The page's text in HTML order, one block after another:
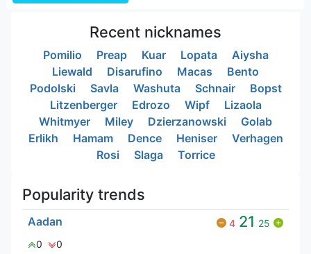
Recent nicknames
Pomilio Preap Kuar Lopata
Aiysha
Liewald
Disarufino Macas
Bento
Podolski
Savla Washuta Schnair
Bopst
Litzenberger
Edrozo Wipf
Lizaola
Whitmyer
Miley Dzierzanowski
Golab
Erlikh
Hamam Dence Heniser
Verhagen
Rosi
Slaga Torrice
Popularity trends
Aadan 4 21 25
0
0